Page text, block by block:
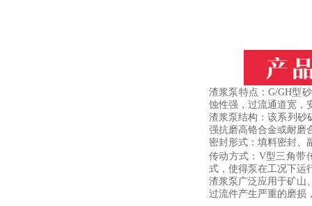
渣浆泵特点：G/GH型
蚀性强，过流通道宽，
渣浆泵结构：该系列砂
强抗磨高铬合金或耐磨
密封形式：填料密封、
传动方式：V型三角带
式，使得泵在工况下运
渣浆泵广泛应用于矿山
过流件产生严重的磨损